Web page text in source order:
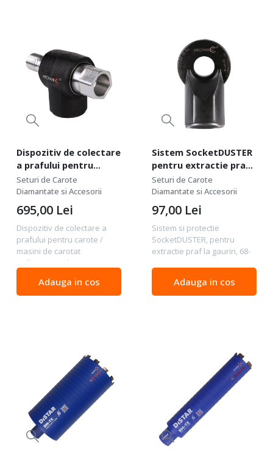
Dispozitiv de colectare
a prafului pentru
carote / masini de
carotat DrillSTREAM
Aluminum 1 1/4 UNC -
Distar-70115429037
Seturi de Carote
Diamantate si Accesorii
Dispozitiv de colectare a
prafului pentru carote /
masini de carotat
DrillSTREAM Aluminum 1 1/4
Distar Mechanic DrillSTREAM
Aluminum este un adaptor
695,00 Lei
Adauga in cos
Sistem SocketDUSTER
pentru extractie praf
la gauriri, diam. 68-
82mm - DiStar-
79568442113
Seturi de Carote
Diamantate si Accesorii
Sistem si protectie
SocketDUSTER, pentru
extractie praf la gauriri, 68-
Mechanic este un accesoriu
pentru carote diamantate ,
97,00 Lei
Adauga in cos